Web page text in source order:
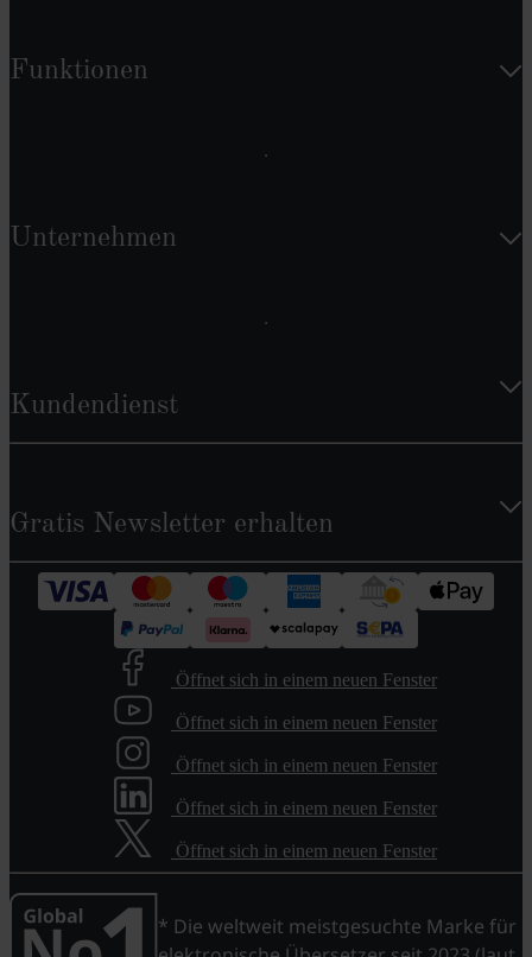
Funktionen
Unternehmen
Kundendienst
Gratis Newsletter erhalten
Öffnet sich in einem neuen Fenster
Öffnet sich in einem neuen Fenster
Öffnet sich in einem neuen Fenster
Öffnet sich in einem neuen Fenster
Öffnet sich in einem neuen Fenster
* Die weltweit meistgesuchte Marke für